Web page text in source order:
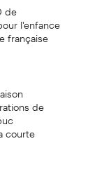
de
l'enfance
française
de
courte